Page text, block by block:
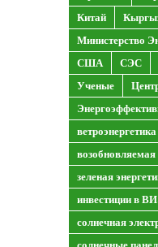
Китай
Министерство
США
СЭС
Ученые
ветроэнергетика
возобновляемая
зеленая
инвестиции в
солнечная
солнечные